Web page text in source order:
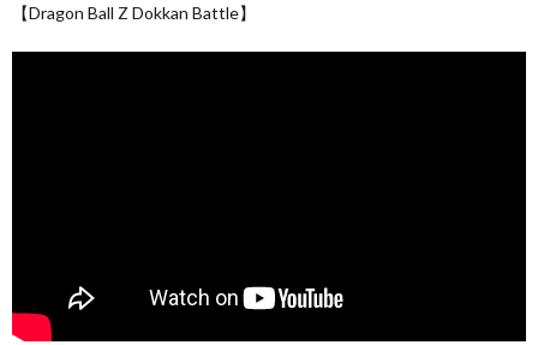
【Dragon Ball Z Dokkan Battle】